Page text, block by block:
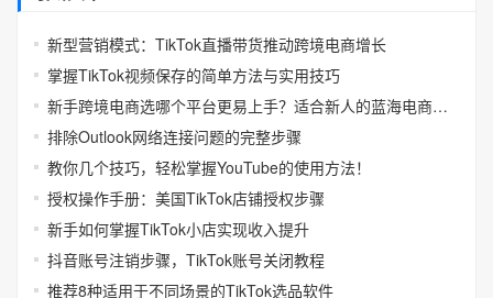
新型营销模式：TikTok直播带货推动跨境电商增长
掌握TikTok视频保存的简单方法与实用技巧
新手跨境电商选哪个平台更易上手？适合新人的蓝海电商平台推荐
排除Outlook网络连接问题的完整步骤
教你几个技巧，轻松掌握YouTube的使用方法！
授权操作手册：美国TikTok店铺授权步骤
新手如何掌握TikTok小店实现收入提升
抖音账号注销步骤，TikTok账号关闭教程
推荐8种适用于不同场景的TikTok选品软件